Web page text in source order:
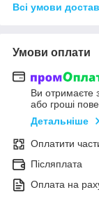
Всі умови
Умови оплати
Ви отримаєте
або гроші
Детальніше
Оплатити
Післяплата
Оплата на